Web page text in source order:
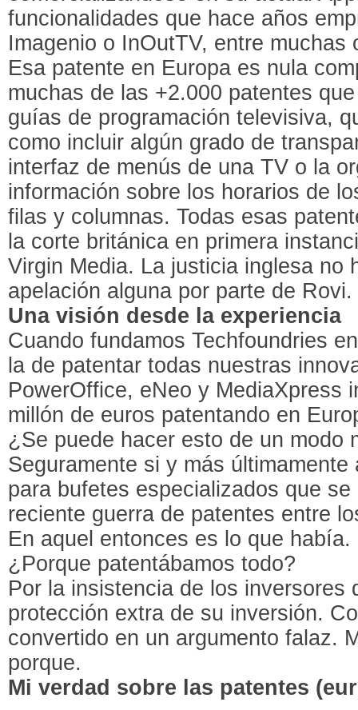
funcionalidades que hace años
Imagenio o InOutTV, entre
Esa patente en Europa es nula
muchas de las +2.000 patentes
guías de programación televisiva,
como incluir algún grado de
interfaz de menús de una TV o la
información sobre los horarios de
filas y columnas. Todas esas
la corte británica en primera
Virgin Media. La justicia inglesa no
apelación alguna por parte de Rovi.
Una visión desde la experiencia
Cuando fundamos Techfoundries
la de patentar todas nuestras
PowerOffice, eNeo y MediaXpress
millón de euros patentando en
¿Se puede hacer esto de un modo
Seguramente si y más
para bufetes especializados que
reciente guerra de patentes entre
En aquel entonces es lo que había.
¿Porque patentábamos todo?
Por la insistencia de los inversores
protección extra de su inversión.
convertido en un argumento falaz.
porque.
Mi verdad sobre las patentes